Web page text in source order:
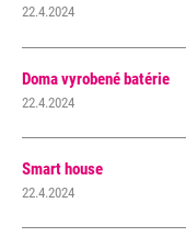
22.4.2024
Doma vyrobené batérie
22.4.2024
Smart house
22.4.2024